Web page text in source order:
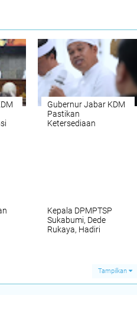
Gubernur Jabar KDM
Pastikan
Ketersediaan
Kepala DPMPTSP
Sukabumi, Dede
Rukaya, Hadiri
Tampilkan